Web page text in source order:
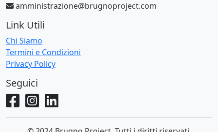
amministrazione@brugnoproject.com
Link Utili
Chi Siamo
Termini e Condizioni
Privacy Policy
Seguici